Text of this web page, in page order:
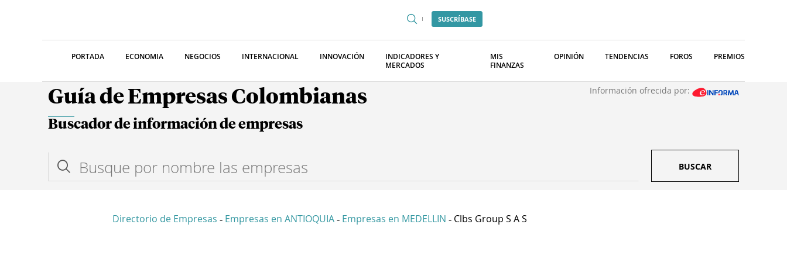
SUSCRÍBASE
PORTADA ECONOMIA NEGOCIOS INTERNACIONAL INNOVACIÓN
INDICADORES Y
MERCADOS
MIS
FINANZAS
OPINIÓN TENDENCIAS FOROS PREMIOS
Guía de Empresas Colombianas Información ofrecida por:
Buscador de información de empresas
BUSCAR
Directorio de Empresas - Empresas en ANTIOQUIA - Empresas en MEDELLIN - Clbs Group S A S